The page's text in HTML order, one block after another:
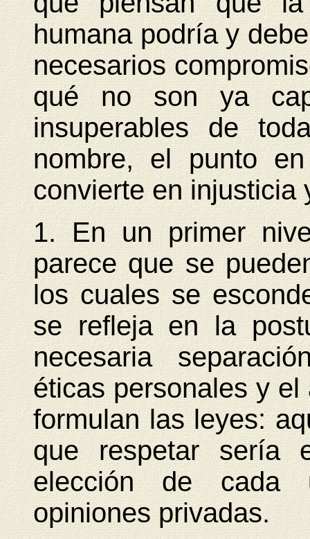
humana podría y
necesarios
qué no son ya
insuperables de
nombre, el punto
convierte en injusticia
1. En un primer
parece que se
los cuales se
se refleja en la
necesaria
éticas personales y
formulan las leyes:
que respetar sería
elección de cada
opiniones privadas.